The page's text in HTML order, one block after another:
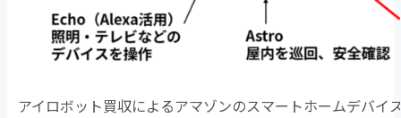
アイロボット買収によるアマゾンのスマートホームデバイ